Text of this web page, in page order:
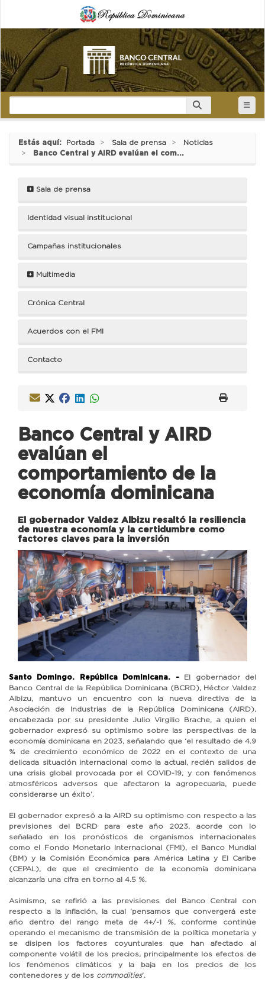
Estás aquí: Portada Sala de prensa
Noticias
Banco Central y AIRD evalúan el com...
Sala de prensa
Identidad visual institucional
Campañas institucionales
Multimedia
Crónica Central
Acuerdos con el FMI
Contacto
Banco Central y AIRD
evalúan el
comportamiento de la
economía dominicana
El gobernador Valdez Albizu resaltó la resiliencia
de nuestra economía y la certidumbre como
factores claves para la inversión
Previous Next
Santo Domingo. República Dominicana. -El gobernador del
Banco Central de la República Dominicana (BCRD), Héctor Valdez
Albizu, mantuvo un encuentro con la nueva directiva de la
Asociación de Industrias de la República Dominicana (AIRD),
encabezada por su presidente Julio Virgilio Brache, a quien el
gobernador expresó su optimismo sobre las perspectivas de la
economía dominicana en 2023, señalando que ‘el resultado de 4.9
% de crecimiento económico de 2022 en el contexto de una
delicada situación internacional como la actual, recién salidos de
una crisis global provocada por el COVID-19, y con fenómenos
atmosféricos adversos que afectaron la agropecuaria, puede
considerarse un éxito’.
El gobernador expresó a la AIRD su optimismo con respecto a las
previsiones del BCRD para este año 2023, acorde con lo
señalado en los pronósticos de organismos internacionales
como el Fondo Monetario Internacional (FMI), el Banco Mundial
(BM) y la Comisión Económica para América Latina y El Caribe
(CEPAL), de que el crecimiento de la economía dominicana
alcanzaría una cifra en torno al 4.5 %.
Asimismo, se refirió a las previsiones del Banco Central con
respecto a la inflación, la cual ‘pensamos que convergerá este
año dentro del rango meta de 4+/-1 %, conforme continúe
operando el mecanismo de transmisión de la política monetaria y
se disipen los factores coyunturales que han afectado al
componente volátil de los precios, principalmente los efectos de
los fenómenos climáticos y la baja en los precios de los
contenedores y de los commodities’.